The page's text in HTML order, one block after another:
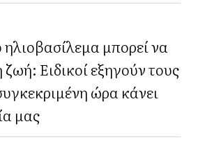
μπορεί να
Ειδικοί εξηγούν τους
ώρα κάνει
μας